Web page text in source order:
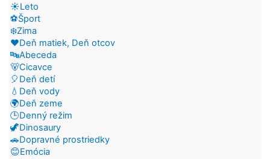
☀️Leto
⚽Šport
❄️Zima
❤️Deň matiek, Deň otcov
🔤Abeceda
🐻Cicavce
🎈Deň detí
💧Deň vody
🌍Deň zeme
🕒Denný režim
🦖Dinosaury
🚗Dopravné prostriedky
😊Emócia